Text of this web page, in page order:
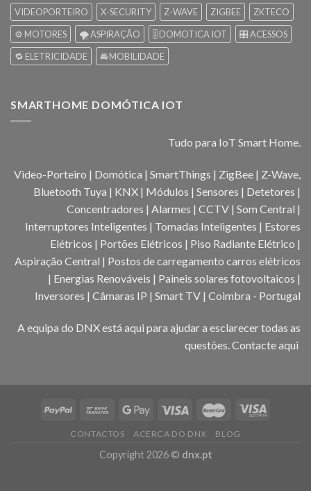
VIDEOPORTEIRO
X-SECURITY Z-WAVE ZIGBEE
ZKTECO
⚙️ MOTORES
🌪️ ASPIRAÇÃO 🎚️ DOMOTICA IOT
🎛️ ACESSOS
🔁 ELETRICIDADE
🚘 MOBILIDADE
SMARTHOME DOMÓTICA IOT
Tudo para IoT Smart Home.
Video-Porteiro | Domótica | SmartThings | ZigBee | Z-Wave,
Bluetooth Tuya | KNX | Módulos | Sensores | Detetores |
Concentradores | Alarmes | CCTV | Som Central |
Interruptores Inteligentes | Tomadas Inteligentes | Estores
Elétricos | Portões Elétricos | Piso Radiante Elétrico |
Aspiração Central | Postos de carregamento carros elétricos
| Energias Renováveis | Paineis solares fotovoltaicos |
Inversores | Câmaras IP | Smart TV | Coimbra - Portugal
A equipa do DNX está aqui para ajudar a esclarecer todas as
questões.Contacte aqui
CONTACTOS ACERCA DO DNX BLOG
Copyright 2026 © dnx.pt